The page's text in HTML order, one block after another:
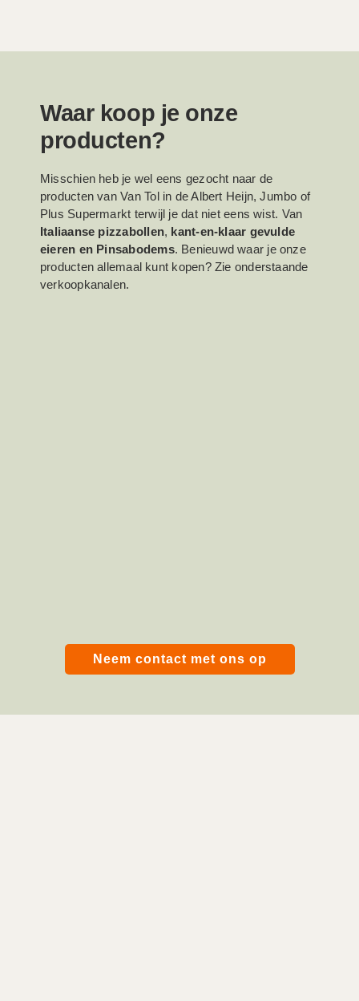
Waar koop je onze
producten?
Misschien heb je wel eens gezocht naar de
producten van Van Tol in de Albert Heijn, Jumbo of
Plus Supermarkt terwijl je dat niet eens wist. Van
Italiaanse pizzabollen, kant-en-klaar gevulde
eieren en Pinsabodems. Benieuwd waar je onze
producten allemaal kunt kopen? Zie onderstaande
verkoopkanalen.
Neem contact met ons op